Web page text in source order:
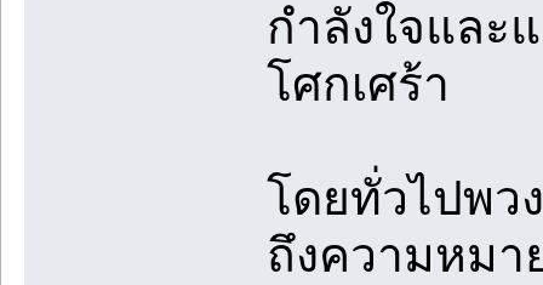
กำลังใจและ
โศกเศร้า
โดยทั่วไปพว
ถึงความหมา